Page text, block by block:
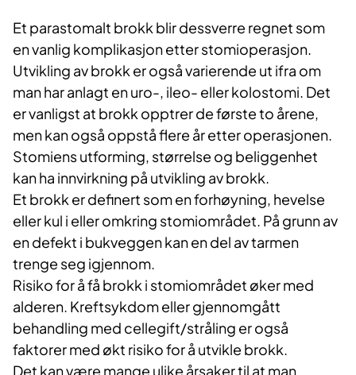
Et parastomalt brokk blir dessverre regnet som
en vanlig komplikasjon etter stomioperasjon.
Utvikling av brokk er også varierende ut ifra om
man har anlagt en uro-, ileo- eller kolostomi. Det
er vanligst at brokk opptrer de første to årene,
men kan også oppstå flere år etter operasjonen.
Stomiens utforming, størrelse og beliggenhet
kan ha innvirkning på utvikling av brokk.
Et brokk er definert som en forhøyning, hevelse
eller kul i eller omkring stomiområdet. På grunn av
en defekt i bukveggen kan en del av tarmen
trenge seg igjennom.
Risiko for å få brokk i stomiområdet øker med
alderen. Kreftsykdom eller gjennomgått
behandling med cellegift/stråling er også
faktorer med økt risiko for å utvikle brokk.
Det kan være mange ulike årsaker til at man